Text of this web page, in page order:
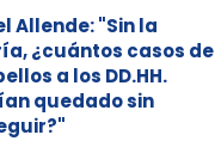
Allende: "Sin la
¿cuántos casos de
a los DD.HH.
quedado sin